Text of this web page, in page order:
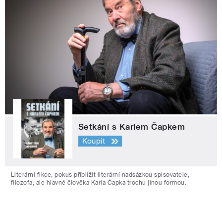
Setkání s Karlem Čapkem
Koupit
Literární fikce, pokus přiblížit literární nadsázkou spisovatele,
filozofa, ale hlavně člověka Karla Čapka trochu jinou formou.